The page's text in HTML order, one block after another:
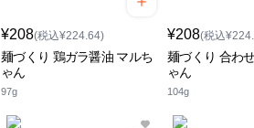
¥208(税込¥224.64)
麺づくり 鶏ガラ醤油 マルち
ゃん
97g
¥208(税込
麺づくり 合わ
ゃん
104g